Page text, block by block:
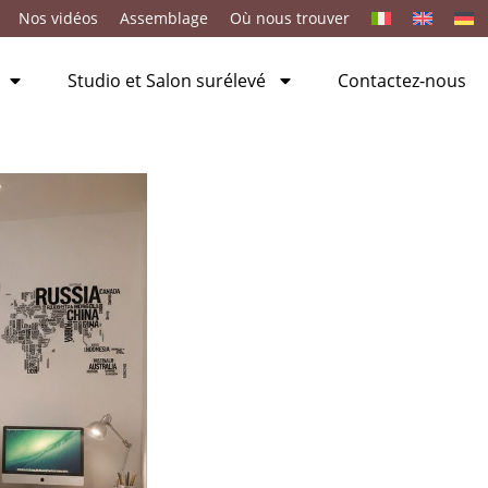
Nos vidéos Assemblage Où nous trouver
Studio et Salon surélevé Contactez-nous